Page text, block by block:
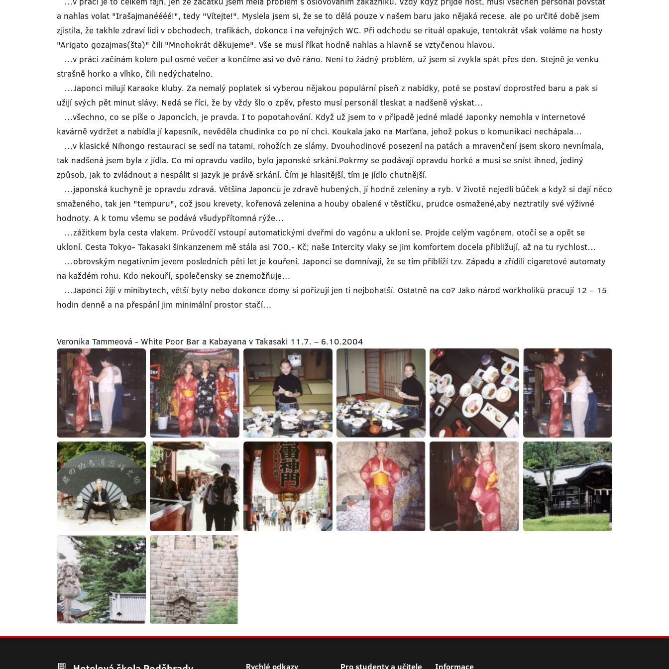
a nahlas volat "Irašajmanéééé!", tedy "Vítejte!". Myslela jsem si, že se to dělá pouze v našem baru jako nějaká recese, ale po určité době jsem
zjistila, že takhle zdraví lidi v obchodech, trafikách, dokonce i na veřejných WC. Při odchodu se rituál opakuje, tentokrát však voláme na hosty
"Arigato gozajmas(šta)" čili "Mnohokrát děkujeme". Vše se musí říkat hodně nahlas a hlavně se vztyčenou hlavou.
…v práci začínám kolem půl osmé večer a končíme asi ve dvě ráno. Není to žádný problém, už jsem si zvykla spát přes den. Stejně je venku
strašně horko a vlhko, čili nedýchatelno.
…Japonci milují Karaoke kluby. Za nemalý poplatek si vyberou nějakou populární píseň z nabídky, poté se postaví doprostřed baru a pak si
užijí svých pět minut slávy. Nedá se říci, že by vždy šlo o zpěv, přesto musí personál tleskat a nadšeně výskat…
…všechno, co se píše o Japoncích, je pravda. I to popotahování. Když už jsem to v případě jedné mladé Japonky nemohla v internetové
kavárně vydržet a nabídla jí kapesník, nevěděla chudinka co po ní chci. Koukala jako na Marťana, jehož pokus o komunikaci nechápala…
…v klasické Nihongo restauraci se sedí na tatami, rohožích ze slámy. Dvouhodinové posezení na patách a mravenčení jsem skoro nevnímala,
tak nadšená jsem byla z jídla. Co mi opravdu vadilo, bylo japonské srkání.Pokrmy se podávají opravdu horké a musí se sníst ihned, jediný
způsob, jak to zvládnout a nespálit si jazyk je právě srkání. Čím je hlasitější, tím je jídlo chutnější.
…japonská kuchyně je opravdu zdravá. Většina Japonců je zdravě hubených, jí hodně zeleniny a ryb. V životě nejedli bůček a když si dají něco
smaženého, tak jen "tempuru", což jsou krevety, kořenová zelenina a houby obalené v těstíčku, prudce osmažené,aby neztratily své výživné
hodnoty. A k tomu všemu se podává všudypřítomná rýže…
…zážitkem byla cesta vlakem. Průvodčí vstoupí automatickými dveřmi do vagónu a ukloní se. Projde celým vagónem, otočí se a opět se
ukloní. Cesta Tokyo- Takasaki šinkanzenem mě stála asi 700,- Kč; naše Intercity vlaky se jim komfortem docela přibližují, až na tu rychlost…
…obrovským negativním jevem posledních pěti let je kouření. Japonci se domnívají, že se tím přiblíží tzv. Západu a zřídili cigaretové automaty
na každém rohu. Kdo nekouří, společensky se znemožňuje…
…Japonci žijí v minibytech, větší byty nebo dokonce domy si pořizují jen ti nejbohatší. Ostatně na co? Jako národ workholiků pracují 12 – 15
hodin denně a na přespání jim minimální prostor stačí…
Veronika Tammeová - White Poor Bar a Kabayana v Takasaki 11.7. – 6.10.2004
Rychlé odkazy Pro studenty a učitele Informace